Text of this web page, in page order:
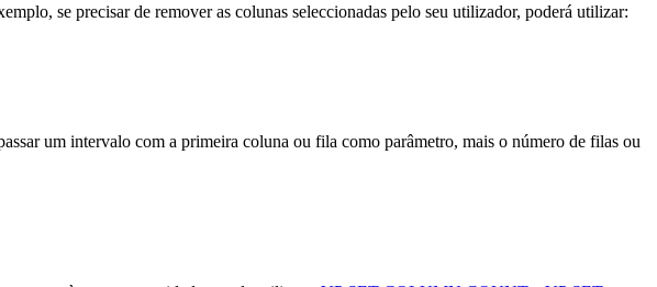
se precisar de remover as colunas seleccionadas pelo seu utilizador, poderá utilizar:
um intervalo com a primeira coluna ou fila como parâmetro, mais o número de filas ou